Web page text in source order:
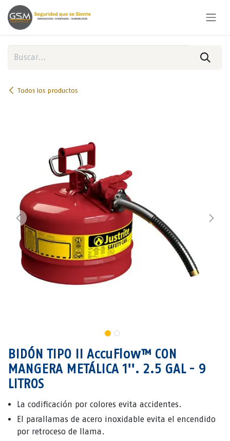
Ir al contenido
Todos los productos
BIDÓN TIPO II AccuFlow™ CON
MANGERA METÁLICA 1''. 2.5 GAL - 9
LITROS
La codificación por colores evita accidentes.
El parallamas de acero inoxidable evita el encendido
por retroceso de llama.